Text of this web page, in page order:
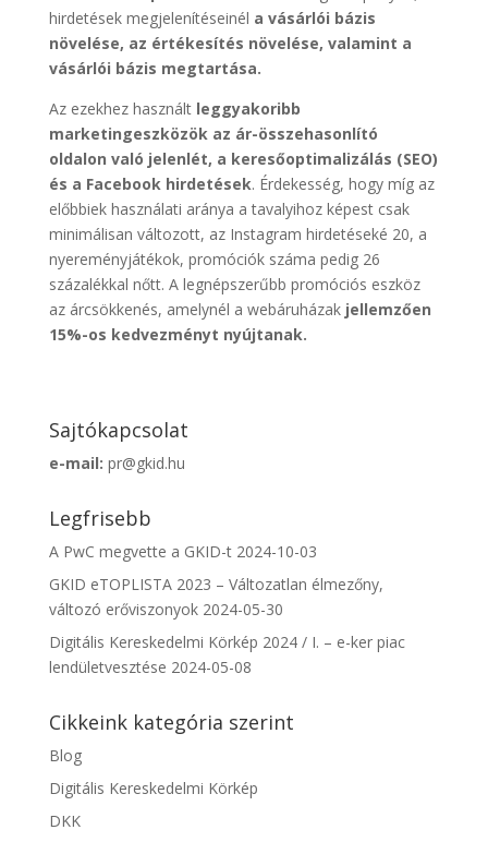
hirdetések megjelenítéseinél a vásárlói bázis
növelése, az értékesítés növelése, valamint a
vásárlói bázis megtartása.
Az ezekhez használt leggyakoribb
marketingeszközök az ár-összehasonlító
oldalon való jelenlét, a keresőoptimalizálás (SEO)
és a Facebook hirdetések. Érdekesség, hogy míg az
előbbiek használati aránya a tavalyihoz képest csak
minimálisan változott, az Instagram hirdetéseké 20, a
nyereményjátékok, promóciók száma pedig 26
százalékkal nőtt. A legnépszerűbb promóciós eszköz
az árcsökkenés, amelynél a webáruházak jellemzően
15%-os kedvezményt nyújtanak.
Sajtókapcsolat
e-mail: pr@gkid.hu
Legfrisebb
A PwC megvette a GKID-t 2024-10-03
GKID eTOPLISTA 2023 – Változatlan élmezőny,
változó erőviszonyok 2024-05-30
Digitális Kereskedelmi Körkép 2024 / I. – e-ker piac
lendületvesztése 2024-05-08
Cikkeink kategória szerint
Blog
Digitális Kereskedelmi Körkép
DKK